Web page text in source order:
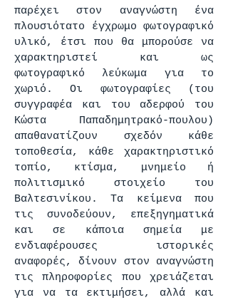
παρέχει στον αναγνώστη ένα
πλουσιότατο έγχρωμο φωτογραφικό
υλικό, έτσι που θα μπορούσε να
χαρακτηριστεί και ως
φωτογραφικό λεύκωμα για το
χωριό. Οι φωτογραφίες (του
συγγραφέα και του αδερφού του
Κώστα Παπαδημητρακό-πουλου)
απαθανατίζουν σχεδόν κάθε
τοποθεσία, κάθε χαρακτηριστικό
τοπίο, κτίσμα, μνημείο ή
πολιτισμικό στοιχείο του
Βαλτεσινίκου. Τα κείμενα που
τις συνοδεύουν, επεξηγηματικά
και σε κάποια σημεία με
ενδιαφέρουσες ιστορικές
αναφορές, δίνουν στον αναγνώστη
τις πληροφορίες που χρειάζεται
για να τα εκτιμήσει, αλλά και